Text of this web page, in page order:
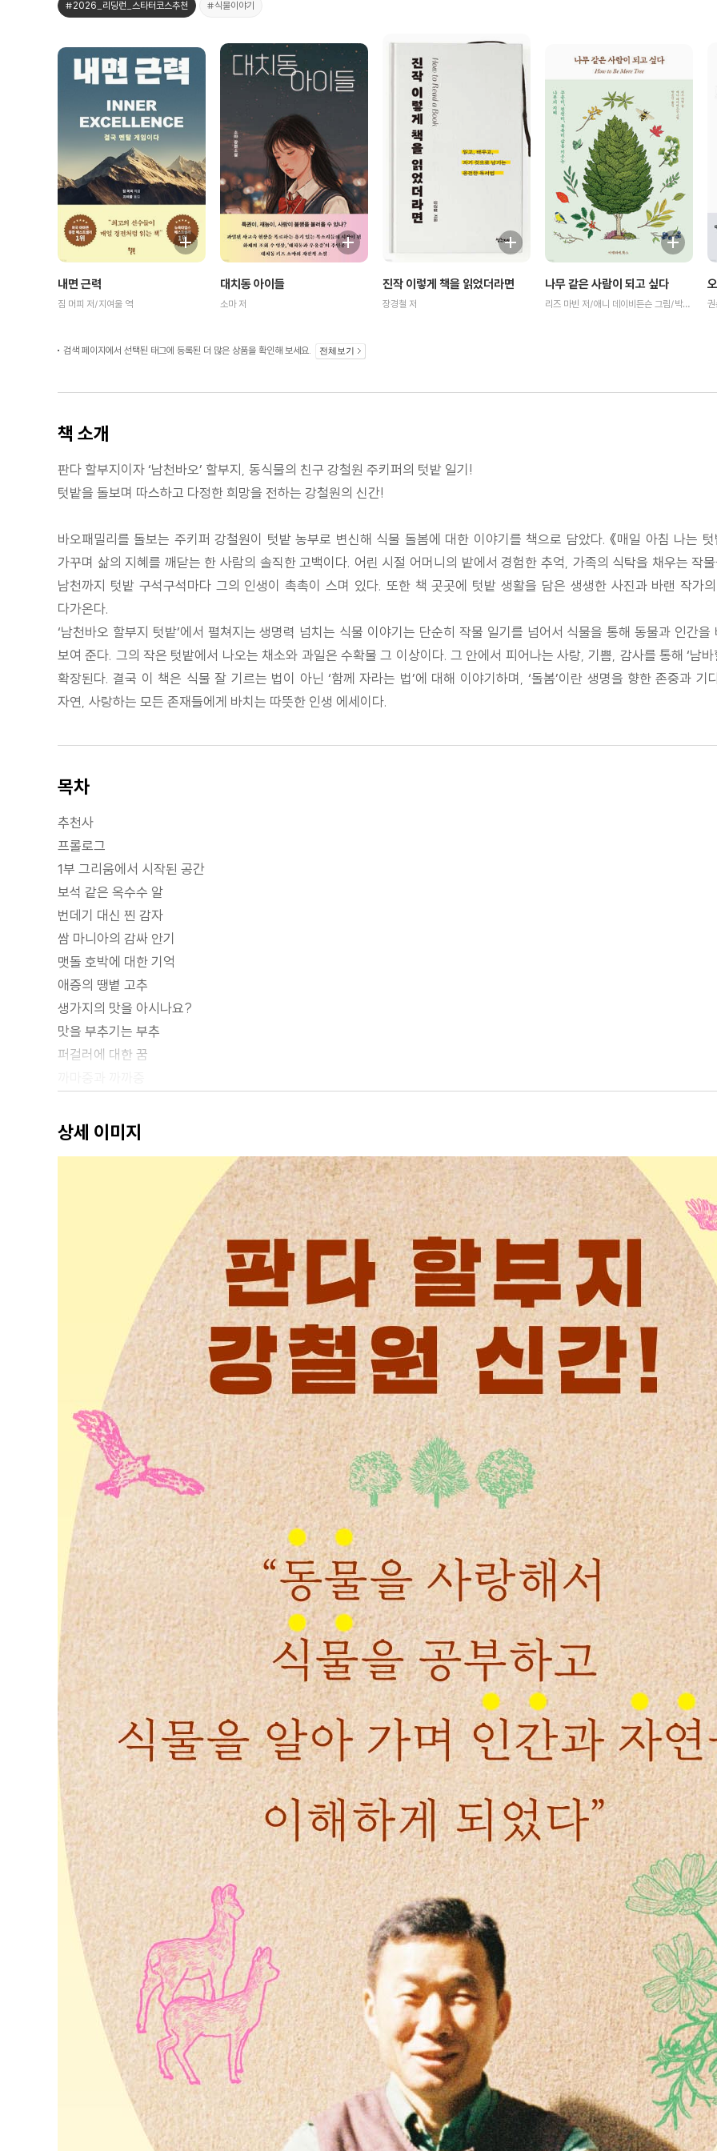
#2026_리딩런_스타터코스추천 #식물이야기
내면 근력
짐 머피 저/지여울 역
대치동 아이들
소마 저
진작 이렇게 책을 읽었더라면
장경철 저
나무 같은 사람이 되고 싶다
리즈 마빈 저/애니 데이비든슨 그림/박은진 역
검색 페이지에서 선택된 태그에 등록된 더 많은 상품을 확인해 보세요. 전체보기
책 소개
판다 할부지이자 ‘남천바오’ 할부지, 동식물의 친구 강철원 주키퍼의 텃밭 일기!
텃밭을 돌보며 따스하고 다정한 희망을 전하는 강철원의 신간!
바오패밀리를 돌보는 주키퍼 강철원이 텃밭 농부로 변신해 식물 돌봄에 대한 이야기를 책으로 담았다. 《매일 아침 나는
가꾸며 삶의 지혜를 깨닫는 한 사람의 솔직한 고백이다. 어린 시절 어머니의 밭에서 경험한 추억, 가족의 식탁을 채우는 작
남천까지 텃밭 구석구석마다 그의 인생이 촉촉이 스며 있다. 또한 책 곳곳에 텃밭 생활을 담은 생생한 사진과 바랜 작가
다가온다.
‘남천바오 할부지 텃밭’에서 펼쳐지는 생명력 넘치는 식물 이야기는 단순히 작물 일기를 넘어서 식물을 통해 동물과 인간
보여 준다. 그의 작은 텃밭에서 나오는 채소와 과일은 수확물 그 이상이다. 그 안에서 피어나는 사랑, 기쁨, 감사를 통해 ‘남
확장된다. 결국 이 책은 식물 잘 기르는 법이 아닌 ‘함께 자라는 법’에 대해 이야기하며, ‘돌봄’이란 생명을 향한 존중과
자연, 사랑하는 모든 존재들에게 바치는 따뜻한 인생 에세이다.
목차
추천사
프롤로그
1부 그리움에서 시작된 공간
보석 같은 옥수수 알
번데기 대신 찐 감자
쌈 마니아의 감싸 안기
맷돌 호박에 대한 기억
애증의 땡볕 고추
생가지의 맛을 아시나요?
맛을 부추기는 부추
퍼걸러에 대한 꿈
2부 나를 키우는 텃밭
‘적당히’를 가르쳐 준 완두콩
텃밭 대장 대파 VS 텃밭 효자 쪽파
아내의, 아내에 의한, 아내를 위한 텃밭
뽀빠이 시금치 VS 채소 왕 아욱
아삭아삭 고구마 순 김치
바질 향으로 떠나는 여행
고수 마니아 후배 가족을 위해
삼채 유니버스
알밤과 복란 씨
오직 생강 생각뿐
사계절이 담긴 과일청과 담금주
초겨울의 연례행사, 김장
3부 자연 속에서 연결된 우리
바오패밀리와 식물 친구들의 인연
남천과 남바할의 연결 고리
이제 똥 안 치우시죠?
방풍이 키우는 산호랑나비
미지의 양배추
이거 한번 심어 보실래요?
때늦은 양파와 마늘 심기
고구마를 좋아하는 특별 손님
안녕, 할부지
천변을 달리는 시간
무궁화꽃 팔랑개비
산새들과 노니는 삶
새끼 올빼미와의 조우
4부 텃밭 가장자리에 서서
텃밭 정원 가꾸기
감나무 그늘 밑
나의 첫 도장 나무
애지중지 에버로즈
코스모스를 향한 경의
텃밭의 여름 : 장마와 두꺼비
텃밭의 가을 : 가을걷이
텃밭의 겨울 : 견딤과 기다림
텃밭의 봄 : 연둣빛 생기
상세 이미지